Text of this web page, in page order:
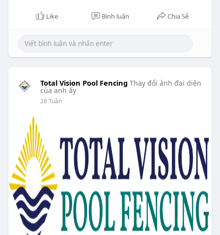
Like Bình luận Chia Sẻ
Total Vision Pool Fencing Thay đổi ảnh đại diện
của anh ấy
28 Tuần